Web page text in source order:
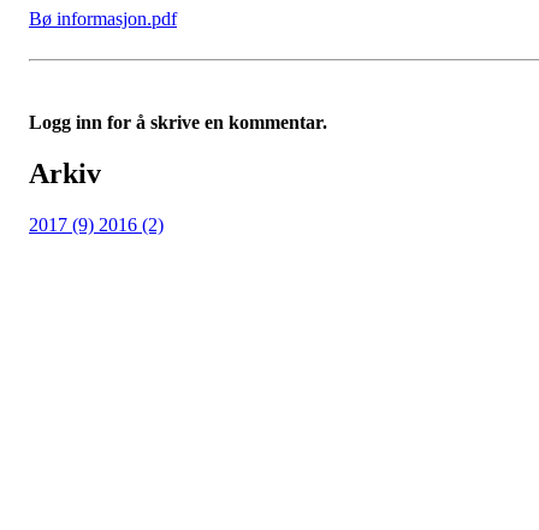
Bø informasjon.pdf
Logg inn for å skrive en kommentar.
Arkiv
2017 (9) 2016 (2)